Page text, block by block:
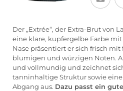
Der „Extrée“, der Extra-Brut von
eine klare, kupfergelbe Farbe
Nase präsentiert er sich frisch
blumigen und würzigen Noten.
und vollmundig und zeichnet
tanninhaltige Struktur sowie
Abgang aus. Dazu passt ein